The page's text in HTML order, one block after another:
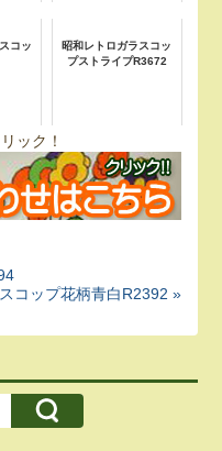
コッ
昭和レトロガラスコッ
プストライプR3672
ック！
コップ花柄青白R2392 »